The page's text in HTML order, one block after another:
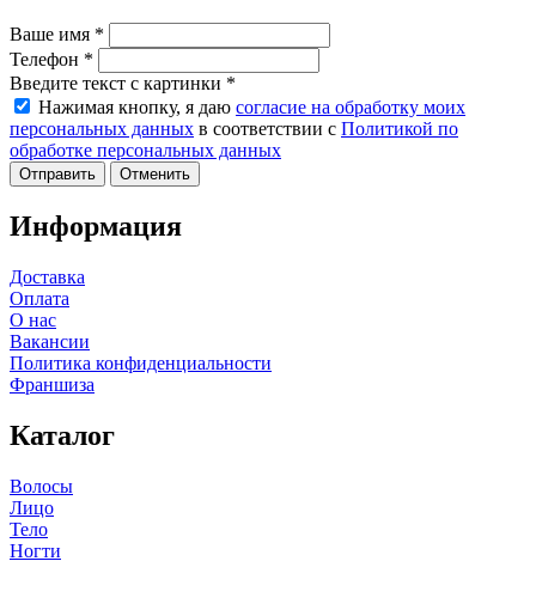
Ваше имя *
Телефон *
Введите текст с картинки *
Нажимая кнопку, я даю согласие на обработку моих
персональных данных в соответствии с Политикой по
обработке персональных данных
Отменить
Информация
Доставка
Оплата
О нас
Вакансии
Политика конфиденциальности
Франшиза
Каталог
Волосы
Лицо
Тело
Ногти